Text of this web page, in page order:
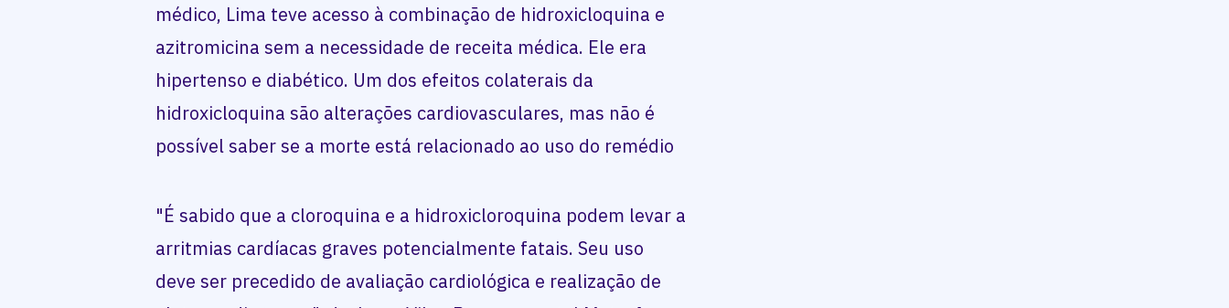
médico, Lima teve acesso à combinação de hidroxicloquina e
azitromicina sem a necessidade de receita médica. Ele era
hipertenso e diabético. Um dos efeitos colaterais da
hidroxicloquina são alterações cardiovasculares, mas não é
possível saber se a morte está relacionado ao uso do remédio
"É sabido que a cloroquina e a hidroxicloroquina podem levar a
arritmias cardíacas graves potencialmente fatais. Seu uso
deve ser precedido de avaliação cardiológica e realização de